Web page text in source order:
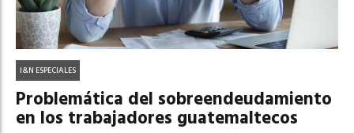
I&N ESPECIALES
Problemática del sobreendeudamiento
en los trabajadores guatemaltecos